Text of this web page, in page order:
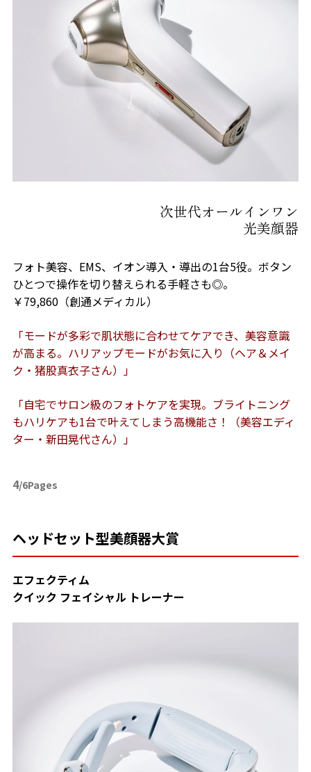
次世代オールインワン
光美顔器
フォト美容、EMS、イオン導入・導出の1台5役。ボタン
ひとつで操作を切り替えられる手軽さも◎。
￥79,860（創通メディカル）
「モードが多彩で肌状態に合わせてケアでき、美容意識
が高まる。ハリアップモードがお気に入り（ヘア＆メイ
ク・猪股真衣子さん）」
「自宅でサロン級のフォトケアを実現。ブライトニング
もハリケアも1台で叶えてしまう高機能さ！（美容エディ
ター・新田晃代さん）」
4/6Pages
ヘッドセット型美顔器大賞
エフェクティム
クイック フェイシャル トレーナー